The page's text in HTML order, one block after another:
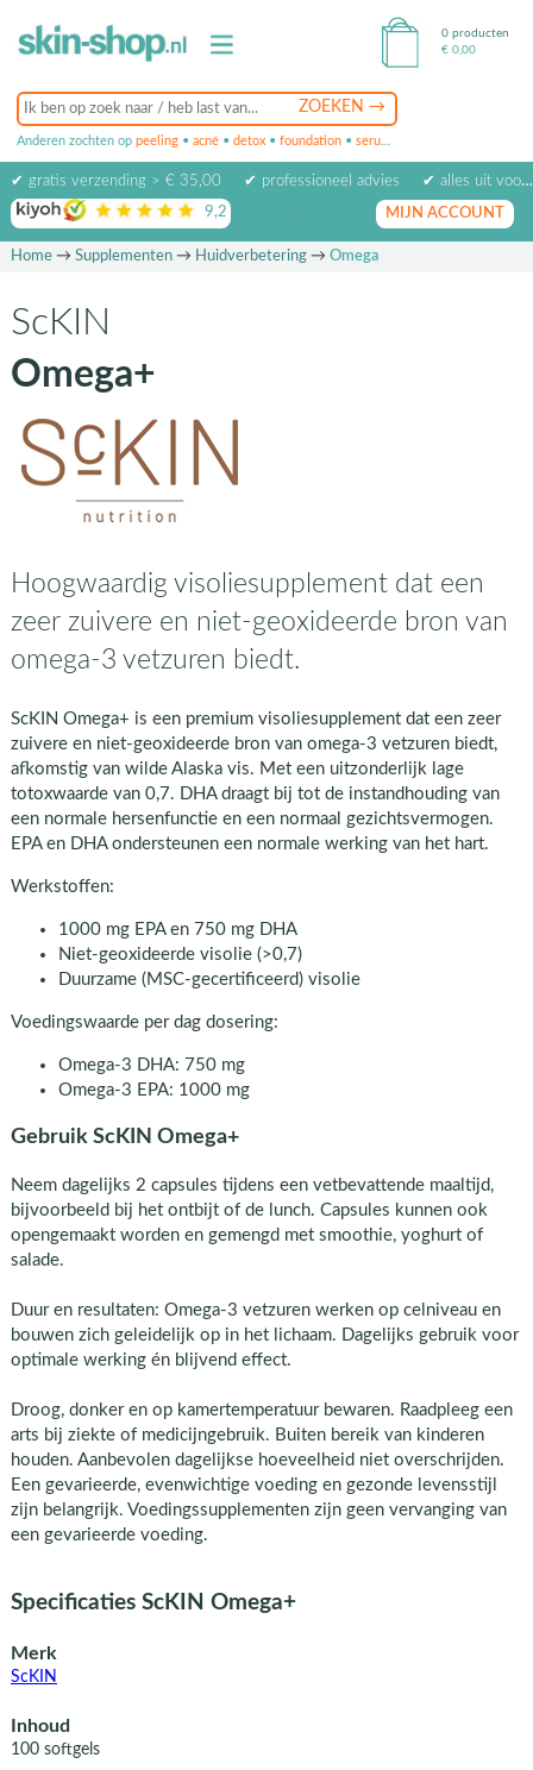
Anderen zochten op peeling • acné • detox • foundation • serum
0 producten
€ 0,00
✔ gratis verzending > € 35,00 ✔ professioneel advies
✔ alles uit voorraad leverbaar
9,2 op basis van beoordelingen
MIJN ACCOUNT
Home→ Supplementen→ Huidverbetering→ Omega
ScKIN
Omega+
Hoogwaardig visoliesupplement dat een
zeer zuivere en niet-geoxideerde bron van
omega-3 vetzuren biedt.
ScKIN Omega+ is een premium visoliesupplement dat een zeer
zuivere en niet-geoxideerde bron van omega-3 vetzuren biedt,
afkomstig van wilde Alaska vis. Met een uitzonderlijk lage
totoxwaarde van 0,7. DHA draagt bij tot de instandhouding van
een normale hersenfunctie en een normaal gezichtsvermogen.
EPA en DHA ondersteunen een normale werking van het hart.
Werkstoffen:
1000 mg EPA en 750 mg DHA
Niet-geoxideerde visolie (>0,7)
Duurzame (MSC-gecertificeerd) visolie
Voedingswaarde per dag dosering:
Omega-3 DHA: 750 mg
Omega-3 EPA: 1000 mg
Gebruik ScKIN Omega+
Neem dagelijks 2 capsules tijdens een vetbevattende maaltijd,
bijvoorbeeld bij het ontbijt of de lunch. Capsules kunnen ook
opengemaakt worden en gemengd met smoothie, yoghurt of
salade.
Duur en resultaten: Omega-3 vetzuren werken op celniveau en
bouwen zich geleidelijk op in het lichaam. Dagelijks gebruik voor
optimale werking én blijvend effect.
Droog, donker en op kamertemperatuur bewaren. Raadpleeg een
arts bij ziekte of medicijngebruik. Buiten bereik van kinderen
houden. Aanbevolen dagelijkse hoeveelheid niet overschrijden.
Een gevarieerde, evenwichtige voeding en gezonde levensstijl
zijn belangrijk. Voedingssupplementen zijn geen vervanging van
een gevarieerde voeding.
Specificaties ScKIN Omega+
Merk
ScKIN
Inhoud
100 softgels